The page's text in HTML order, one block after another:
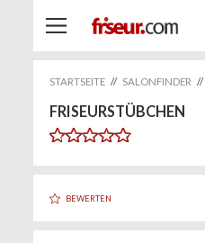
STARTSEITE // SALONFINDER //
FRISEURSTÜBCHEN
BEWERTEN